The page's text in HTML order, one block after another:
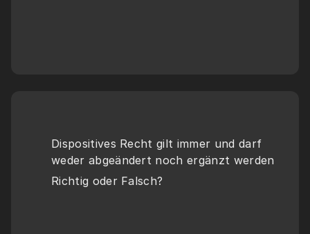
Dispositives Recht gilt immer und darf
weder abgeändert noch ergänzt werden
Richtig oder Falsch?